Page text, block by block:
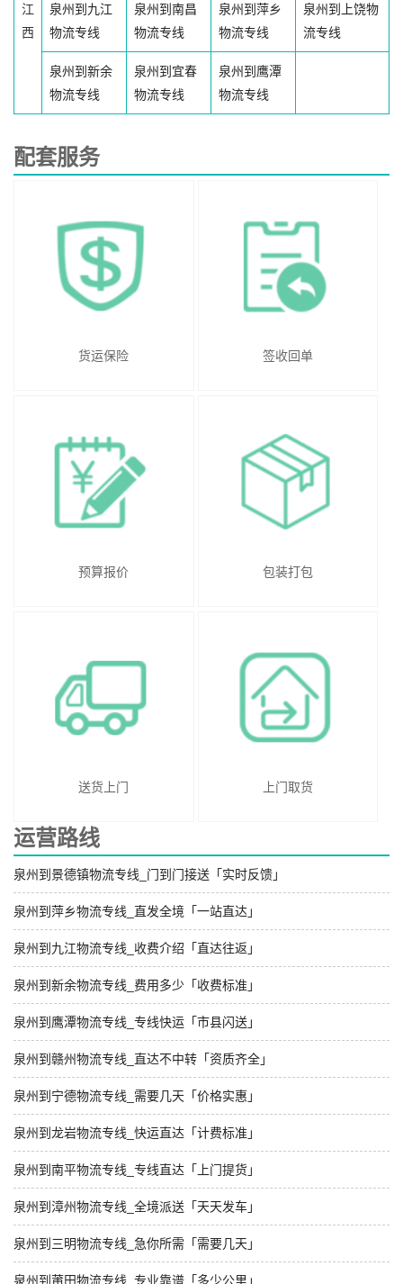
江
西
泉州到九江
物流专线
泉州到南昌
物流专线
泉州到萍乡
物流专线
泉州到上饶物
流专线
泉州到新余
物流专线
泉州到宜春
物流专线
泉州到鹰潭
物流专线
配套服务
货运保险 签收回单
预算报价 包装打包
送货上门 上门取货
运营路线
泉州到景德镇物流专线_门到门接送「实时反馈」
泉州到萍乡物流专线_直发全境「一站直达」
泉州到九江物流专线_收费介绍「直达往返」
泉州到新余物流专线_费用多少「收费标准」
泉州到鹰潭物流专线_专线快运「市县闪送」
泉州到赣州物流专线_直达不中转「资质齐全」
泉州到宁德物流专线_需要几天「价格实惠」
泉州到龙岩物流专线_快运直达「计费标准」
泉州到南平物流专线_专线直达「上门提货」
泉州到漳州物流专线_全境派送「天天发车」
泉州到三明物流专线_急你所需「需要几天」
泉州到莆田物流专线_专业靠谱「多少公里」